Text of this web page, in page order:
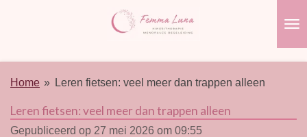
hoofdinhoud
Home » Leren fietsen: veel meer dan trappen alleen
Leren fietsen: veel meer dan trappen alleen
Gepubliceerd op 27 mei 2026 om 09:55